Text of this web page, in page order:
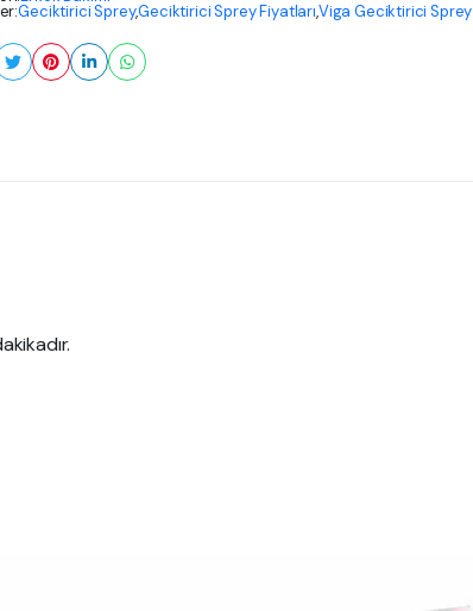
Geciktirici Sprey,Geciktirici Sprey Fiyatları,Viga Geciktirici Sprey